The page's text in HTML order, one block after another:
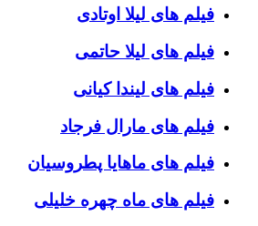
فیلم های لیلا اوتادی
فیلم های لیلا حاتمی
فیلم های لیندا کیانی
فیلم های مارال فرجاد
فیلم های ماهایا پطروسیان
فیلم های ماه چهره خلیلی